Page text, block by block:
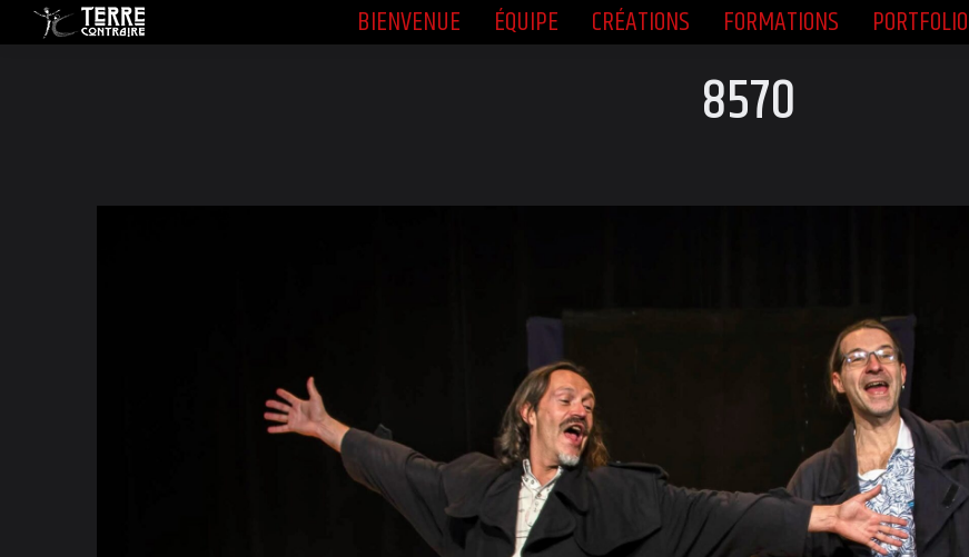
BIENVENUE ÉQUIPE CRÉATIONS FORMATIONS PORTFOLIO
8570
BIENVENUE ÉQUIPE CRÉATIONS FORMATIONS PORTFOLIO